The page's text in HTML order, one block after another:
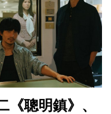
《聰明鎮》、